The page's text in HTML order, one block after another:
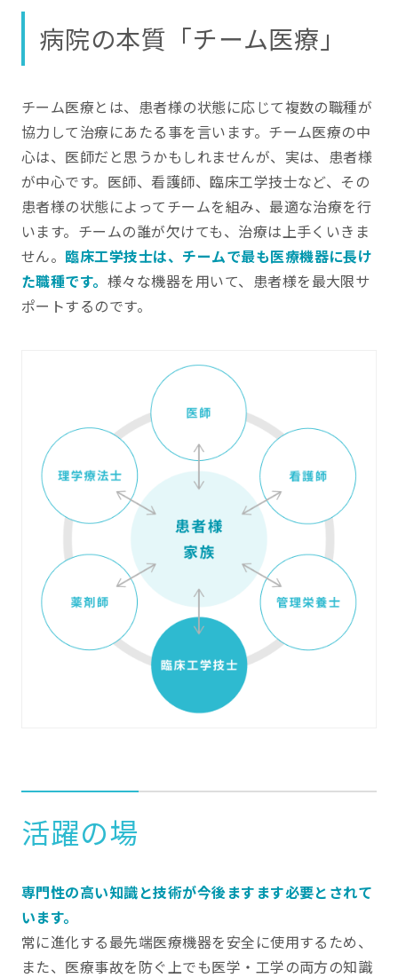
病院の本質「チーム医療」
チーム医療とは、患者様の状態に応じて複数の職種が
協力して治療にあたる事を言います。チーム医療の中
心は、医師だと思うかもしれませんが、実は、患者様
が中心です。医師、看護師、臨床工学技士など、その
患者様の状態によってチームを組み、最適な治療を行
います。チームの誰が欠けても、治療は上手くいきま
せん。 臨床工学技士は、チームで最も医療機器に長け
た職種です。 様々な機器を用いて、患者様を最大限サ
ポートするのです。
活躍の場
専門性の高い知識と技術が今後ますます必要とされて
います。
常に進化する最先端医療機器を安全に使用するため、
また、医療事故を防ぐ上でも医学・工学の両方の知識